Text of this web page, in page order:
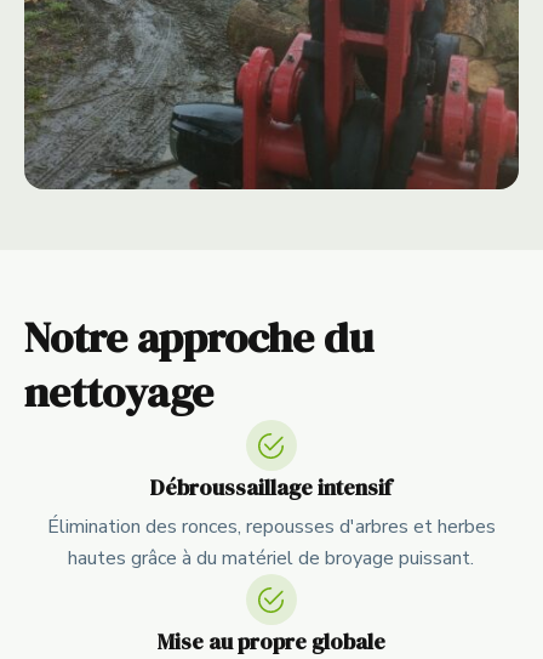
Notre approche du
nettoyage
Débroussaillage intensif
Élimination des ronces, repousses d'arbres et herbes
hautes grâce à du matériel de broyage puissant.
Mise au propre globale